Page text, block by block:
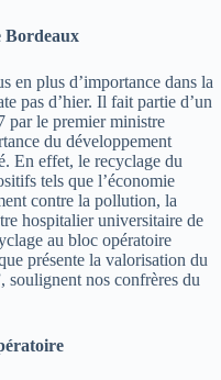
Bordeaux
en plus d’importance dans la
pas d’hier. Il fait partie d’un
par le premier ministre
du développement
En effet, le recyclage du
tels que l’économie
contre la pollution, la
hospitalier universitaire de
au bloc opératoire
présente la valorisation du
soulignent nos confrères du